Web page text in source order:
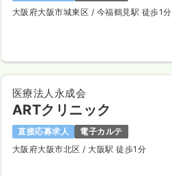
大阪府大阪市城東区 / 今福鶴見駅 徒歩1分
医療法人永成会
ARTクリニック
直接応募求人
電子カルテ
大阪府大阪市北区/ 大阪駅 徒歩1分